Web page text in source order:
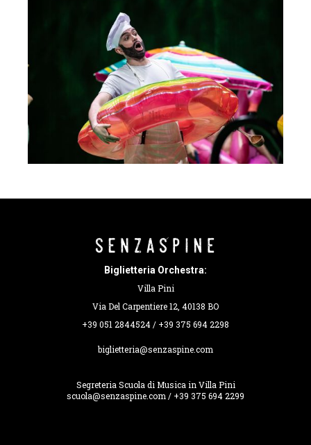
Biglietteria Orchestra:
Villa Pini
Via Del Carpentiere 12, 40138 BO
+39 051 2844524 / +39 375 694 2298
biglietteria@senzaspine.com
Segreteria Scuola di Musica in Villa Pini
scuola@senzaspine.com / +39 375 694 2299